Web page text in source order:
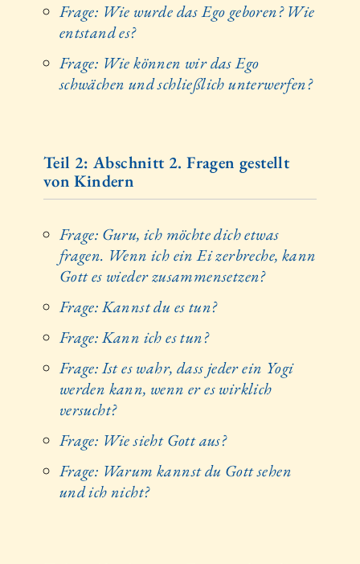
Frage: Wie wurde das Ego geboren? Wie
entstand es?
Frage: Wie können wir das Ego
schwächen und schließlich unterwerfen?
Teil 2: Abschnitt 2. Fragen gestellt
von Kindern
Frage: Guru, ich möchte dich etwas
fragen. Wenn ich ein Ei zerbreche, kann
Gott es wieder zusammensetzen?
Frage: Kannst du es tun?
Frage: Kann ich es tun?
Frage: Ist es wahr, dass jeder ein Yogi
werden kann, wenn er es wirklich
versucht?
Frage: Wie sieht Gott aus?
Frage: Warum kannst du Gott sehen
und ich nicht?